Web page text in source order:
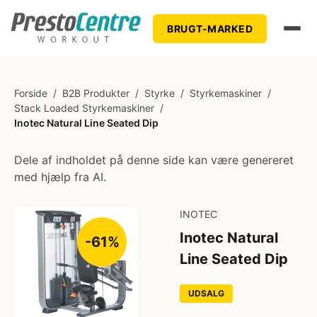
BRUGT-MARKED
Forside / B2B Produkter / Styrke / Styrkemaskiner /
Stack Loaded Styrkemaskiner /
Inotec Natural Line Seated Dip
Dele af indholdet på denne side kan være genereret
med hjælp fra AI.
-61%
INOTEC
Inotec Natural
Line Seated Dip
UDSALG